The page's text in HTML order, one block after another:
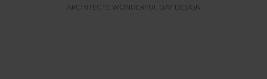
ARCHITECTE WONDERFUL DAY DESIGN